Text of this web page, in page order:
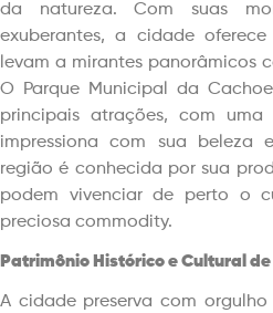
da natureza. Com suas
exuberantes, a cidade
levam a mirantes panorâmicos
O Parque Municipal da
principais atrações, com uma
impressiona com sua beleza
região é conhecida por sua
podem vivenciar de perto o
preciosa commodity.
Patrimônio Histórico e Cultural
A cidade preserva com